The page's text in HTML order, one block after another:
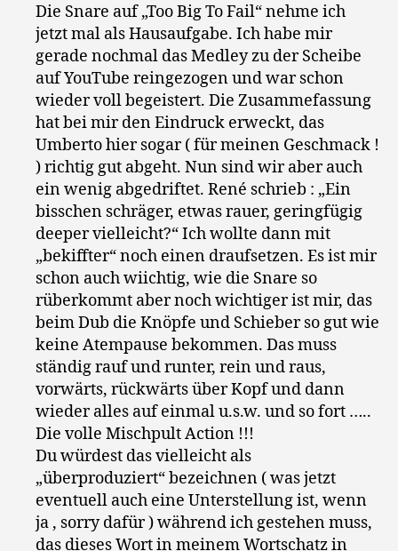
Die Snare auf „Too Big To Fail“ nehme ich
jetzt mal als Hausaufgabe. Ich habe mir
gerade nochmal das Medley zu der Scheibe
auf YouTube reingezogen und war schon
wieder voll begeistert. Die Zusammefassung
hat bei mir den Eindruck erweckt, das
Umberto hier sogar ( für meinen Geschmack !
) richtig gut abgeht. Nun sind wir aber auch
ein wenig abgedriftet. René schrieb : „Ein
bisschen schräger, etwas rauer, geringfügig
deeper vielleicht?“ Ich wollte dann mit
„bekiffter“ noch einen draufsetzen. Es ist mir
schon auch wiichtig, wie die Snare so
rüberkommt aber noch wichtiger ist mir, das
beim Dub die Knöpfe und Schieber so gut wie
keine Atempause bekommen. Das muss
ständig rauf und runter, rein und raus,
vorwärts, rückwärts über Kopf und dann
wieder alles auf einmal u.s.w. und so fort …..
Die volle Mischpult Action !!!
Du würdest das vielleicht als
„überproduziert“ bezeichnen ( was jetzt
eventuell auch eine Unterstellung ist, wenn
ja , sorry dafür ) während ich gestehen muss,
das dieses Wort in meinem Wortschatz in